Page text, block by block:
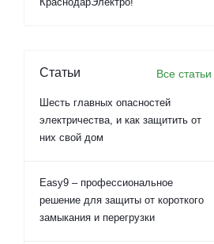
Статьи Все статьи
Шесть главных опасностей
электричества, и как защитить от
них свой дом
Easy9 – профессиональное
решение для защиты от короткого
замыкания и перегрузки